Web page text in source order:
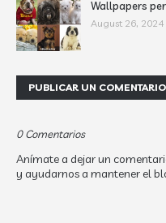
Wallpapers
August 26, 2024
PUBLICAR UN COMENTARIO
0 Comentarios
Anímate a dejar un
y ayudarnos a mantener el